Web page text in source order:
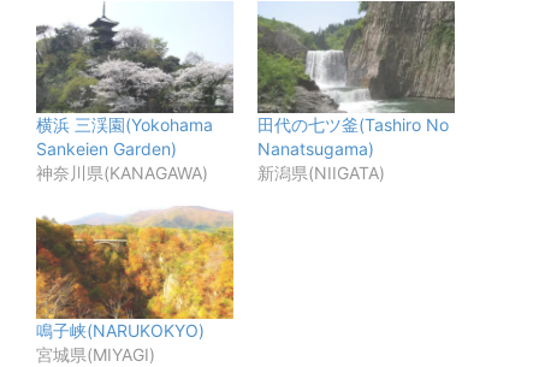
横浜 三渓園(Yokohama
Sankeien Garden)
神奈川県(KANAGAWA)
田代の七ツ釜(Tashiro No
Nanatsugama)
新潟県(NIIGATA)
鳴子峡(NARUKOKYO)
宮城県(MIYAGI)